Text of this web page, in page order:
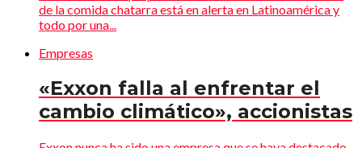
de la comida chatarra está en alerta en Latinoamérica y
todo por una...
Empresas
«Exxon falla al enfrentar el
cambio climático», accionistas